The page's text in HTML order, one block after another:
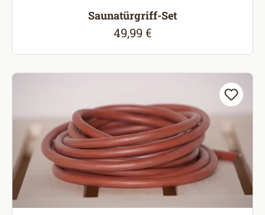
Saunatürgriff-Set
Regulärer Preis:
49,99 €